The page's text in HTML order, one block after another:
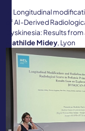
Longitudinal
of AI-Derived
Dyskinesia: Results
Mathilde Midey, Lyon